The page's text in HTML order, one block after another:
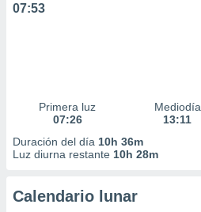
07:53
Primera luz
07:26
Mediodía
13:11
Duración del día 10h 36m
Luz diurna restante 10h 28m
Calendario lunar